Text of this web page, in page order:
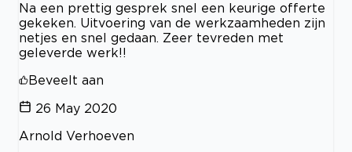
Na een prettig gesprek snel een keurige offerte
gekeken. Uitvoering van de werkzaamheden zijn
netjes en snel gedaan. Zeer tevreden met
geleverde werk!!
Beveelt aan
26 May 2020
Arnold Verhoeven